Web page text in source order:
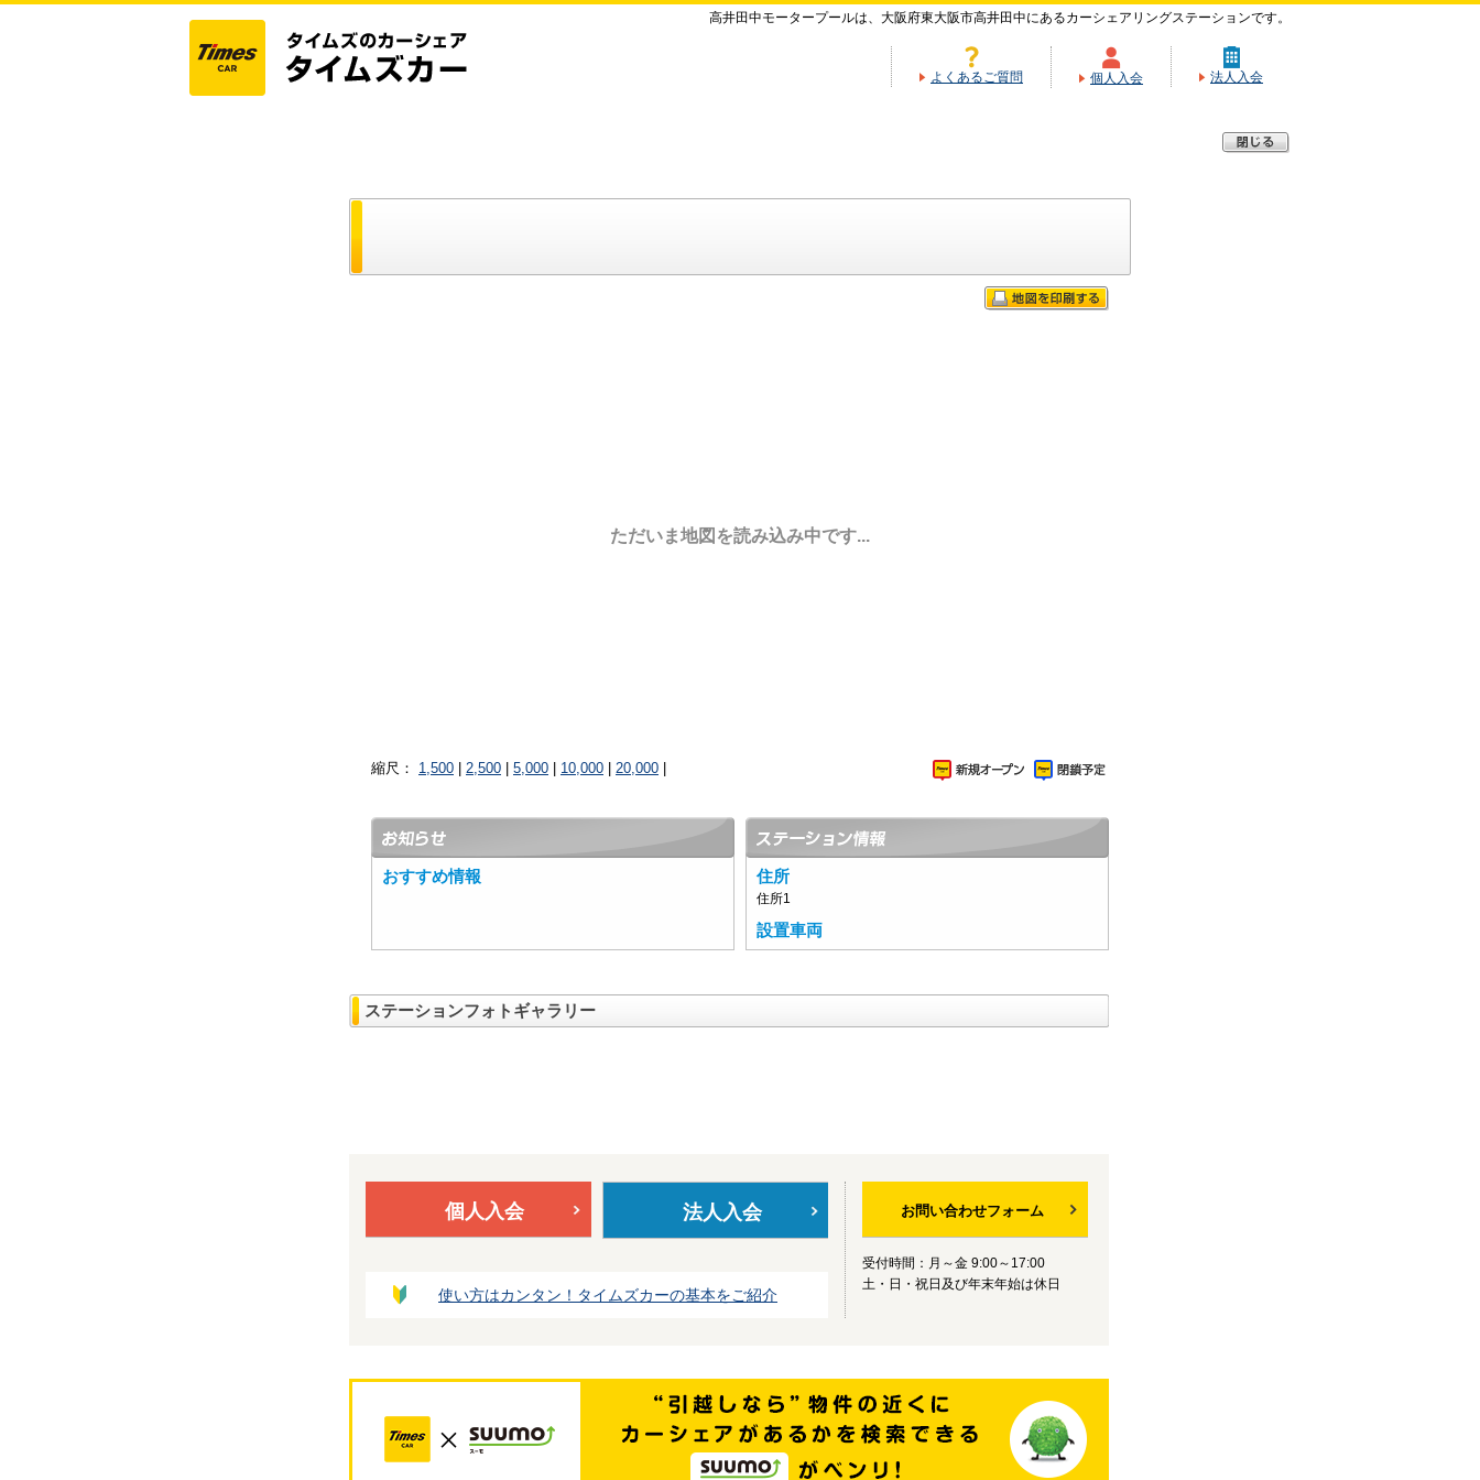
高井田中モータープールは、大阪府東大阪市高井田中にあるカーシェアリングステーションです。
よくあるご質問 個人入会 法人入会
ただいま地図を読み込み中です...
縮尺： 1,500 2,500 5,000 10,000 20,000
おすすめ情報 住所
住所1
設置車両
ステーションフォトギャラリー
個人入会 法人入会
使い方はカンタン！タイムズカーの基本をご紹介
お問い合わせフォーム
受付時間：月～金 9:00～17:00
土・日・祝日及び年末年始は休日